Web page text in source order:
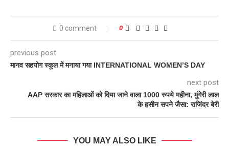
0 comment 0
previous post
मानव सहयोग स्कूल में मनाया गया INTERNATIONAL WOMEN’S DAY
next post
AAP सरकार का महिलाओं को दिया जाने वाला 1000 रुपये महीना, मुंगेरी लाल
के हसीन सपने जैसा: राजिंदर बेरी
YOU MAY ALSO LIKE